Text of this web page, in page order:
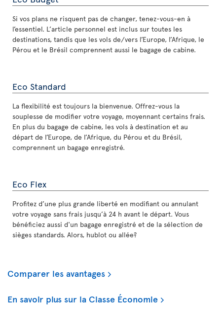
Si vos plans ne risquent pas de changer, tenez-vous-en à
l’essentiel. L’article personnel est inclus sur toutes les
destinations, tandis que les vols de/vers l’Europe, l’Afrique, le
Pérou et le Brésil comprennent aussi le bagage de cabine.
Eco Standard
La flexibilité est toujours la bienvenue. Offrez-vous la
souplesse de modifier votre voyage, moyennant certains frais.
En plus du bagage de cabine, les vols à destination et au
départ de l’Europe, de l’Afrique, du Pérou et du Brésil,
comprennent un bagage enregistré.
Eco Flex
Profitez d’une plus grande liberté en modifiant ou annulant
votre voyage sans frais jusqu’à 24 h avant le départ. Vous
bénéficiez aussi d'un bagage enregistré et de la sélection de
sièges standards. Alors, hublot ou allée?
Comparer les avantages
En savoir plus sur la Classe Économie